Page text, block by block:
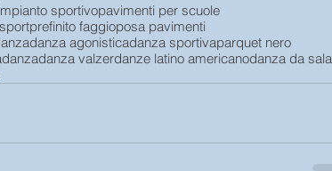
sportivopavimenti per scuole
sportprefinito faggioposa pavimenti
danza agonisticadanza sportivaparquet nero
danzadanza valzerdanze latino americanodanza da sala